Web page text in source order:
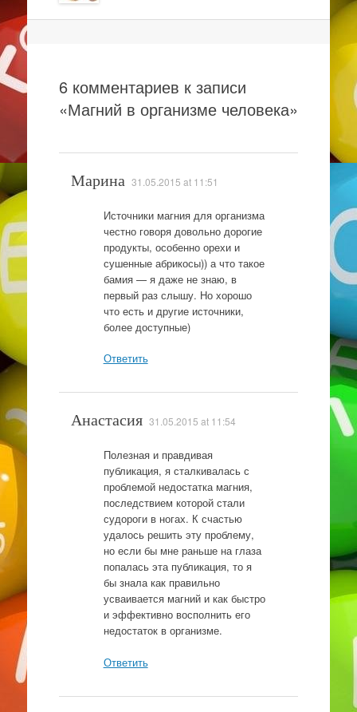
6 комментариев к записи
«Магний в организме человека»
Марина 31.05.2015 at 11:51
Источники магния для организма
честно говоря довольно дорогие
продукты, особенно орехи и
сушенные абрикосы)) а что такое
бамия — я даже не знаю, в
первый раз слышу. Но хорошо
что есть и другие источники,
более доступные)
Ответить
Анастасия 31.05.2015 at 11:54
Полезная и правдивая
публикация, я сталкивалась с
проблемой недостатка магния,
последствием которой стали
судороги в ногах. К счастью
удалось решить эту проблему,
но если бы мне раньше на глаза
попалась эта публикация, то я
бы знала как правильно
усваивается магний и как быстро
и эффективно восполнить его
недостаток в организме.
Ответить